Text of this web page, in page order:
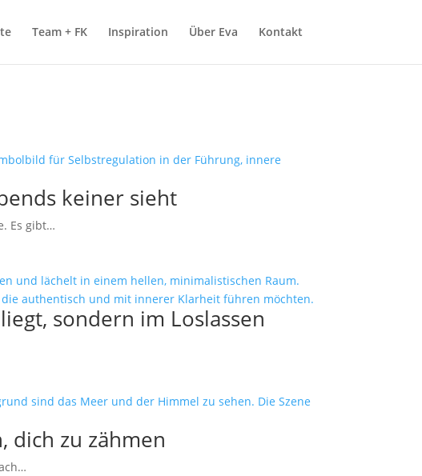
Team + FK Inspiration Über Eva Kontakt
keiner sieht
Es gibt…
sondern im Loslassen
dich zu zähmen